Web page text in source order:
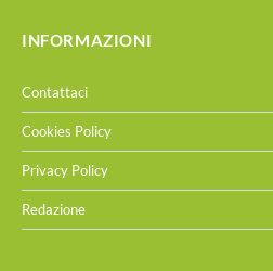
INFORMAZIONI
Contattaci
Cookies Policy
Privacy Policy
Redazione